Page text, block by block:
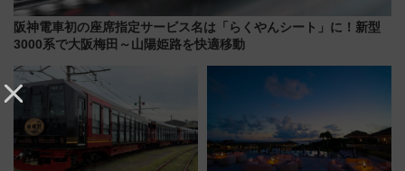
阪神電車初の座席指定サービス名は「らくやんシート」に！新型
3000系で大阪梅田～山陽姫路を快適移動